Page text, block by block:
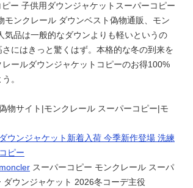
ー 子供用ダウンジャケットスーパーコピー
ンクレール ダウンベスト偽物通販、モン
気品は一般的なダウンよりも軽いというの
にはきっと驚くはず。本格的な冬の到来を
ールダウンジャケットコピーのお得100%
。
物サイト|モンクレール スーパーコピー|モ
ウンジャケット新着入荷 今季新作登場 洗練
ピー
スーパーコピー モンクレール スーパ
ウンジャケット 2026冬コーデ主役